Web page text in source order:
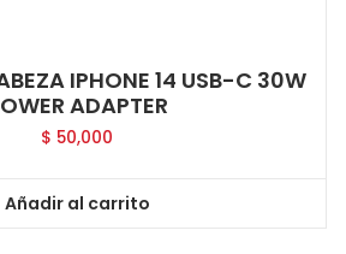
IPHONE 14 USB-C 30W
ADAPTER
$ 50,000
Añadir al carrito